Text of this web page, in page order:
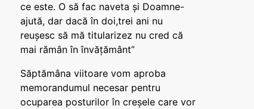
ce este. O să fac naveta și Doamne-
ajută, dar dacă în doi,trei ani nu
reușesc să mă titularizez nu cred că
mai rămân în învățământ”
Săptămâna viitoare vom aproba
memorandumul necesar pentru
ocuparea posturilor în creșele care vor